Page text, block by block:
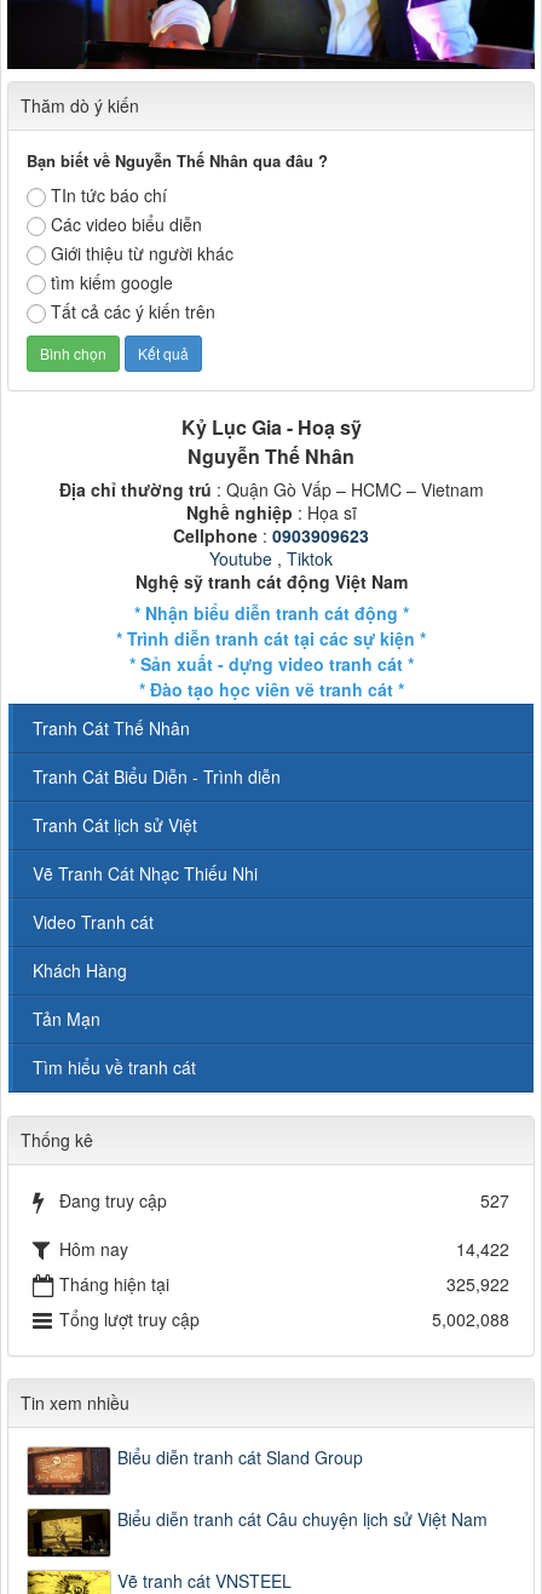
Thăm dò ý kiến
Bạn biết về Nguyễn Thế Nhân qua đâu ?
TIn tức báo chí
Các video biểu diễn
Giới thiệu từ người khác
tìm kiếm google
Tất cả các ý kiến trên
Kỷ Lục Gia - Hoạ sỹ
Nguyễn Thế Nhân
Địa chỉ thường trú : Quận Gò Vấp – HCMC – Vietnam
Nghề nghiệp : Họa sĩ
Cellphone : 0903909623
Youtube , Tiktok
Nghệ sỹ tranh cát động Việt Nam
* Nhận biểu diễn tranh cát động *
* Trình diễn tranh cát tại các sự kiện *
* Sản xuất - dựng video tranh cát *
* Đào tạo học viên vẽ tranh cát *
Tranh Cát Thế Nhân
Tranh Cát Biểu Diễn - Trình diễn
Tranh Cát lịch sử Việt
Vẽ Tranh Cát Nhạc Thiếu Nhi
Video Tranh cát
Khách Hàng
Tản Mạn
Tìm hiểu về tranh cát
Thống kê
Đang truy cập
527
Hôm nay
14,422
Tháng hiện tại
325,922
Tổng lượt truy cập
5,002,088
Tin xem nhiều
Biểu diễn tranh cát Sland Group
Biểu diễn tranh cát Câu chuyện lịch sử Việt Nam
Vẽ tranh cát VNSTEEL